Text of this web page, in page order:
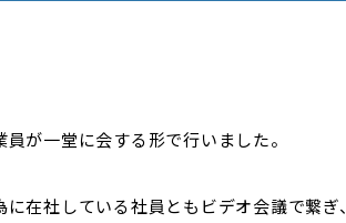
が一堂に会する形で行いました。
在社している社員ともビデオ会議で繋ぎ、